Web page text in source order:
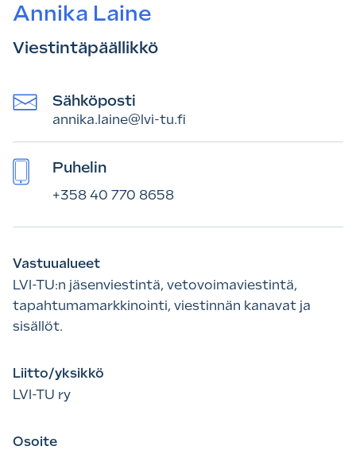
Annika Laine
Viestintäpäällikkö
Sähköposti
annika.laine@lvi-tu.fi
Puhelin
+358 40 770 8658
Vastuualueet
LVI-TU:n jäsenviestintä, vetovoimaviestintä,
tapahtumamarkkinointi, viestinnän kanavat ja
sisällöt.
Liitto/yksikkö
LVI-TU ry
Osoite